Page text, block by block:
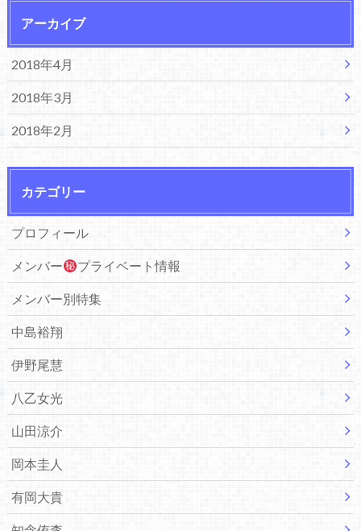
アーカイブ
2018年4月
2018年3月
2018年2月
カテゴリー
プロフィール
メンバー プライベート情報
メンバー別特集
中島裕翔
伊野尾慧
八乙女光
山田涼介
岡本圭人
有岡大貴